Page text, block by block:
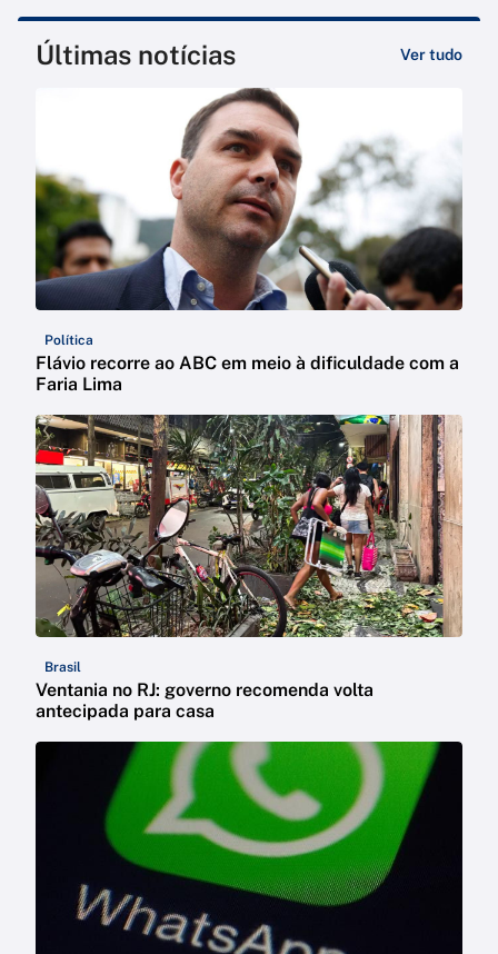
Últimas notícias Ver tudo
Política
Flávio recorre ao ABC em meio à dificuldade com a
Faria Lima
Brasil
Ventania no RJ: governo recomenda volta
antecipada para casa